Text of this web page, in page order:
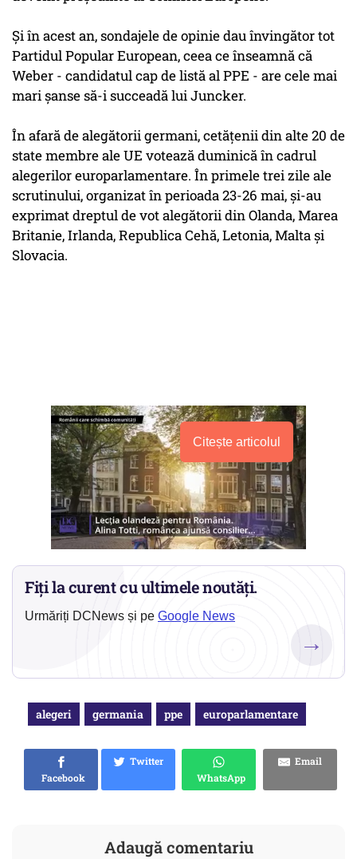
Şi în acest an, sondajele de opinie dau învingător tot
Partidul Popular European, ceea ce înseamnă că
Weber - candidatul cap de listă al PPE - are cele mai
mari şanse să-i succeadă lui Juncker.
În afară de alegătorii germani, cetăţenii din alte 20 de
state membre ale UE votează duminică în cadrul
alegerilor europarlamentare. În primele trei zile ale
scrutinului, organizat în perioada 23-26 mai, şi-au
exprimat dreptul de vot alegătorii din Olanda, Marea
Britanie, Irlanda, Republica Cehă, Letonia, Malta şi
Slovacia.
Citește articolul
Fiți la curent cu ultimele noutăți.
Urmăriți DCNews și pe Google News
→
alegeri germania ppe europarlamentare
Facebook
Twitter
WhatsApp
Email
Adaugă comentariu